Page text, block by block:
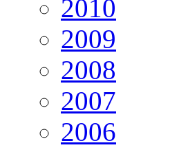
2010
2009
2008
2007
2006